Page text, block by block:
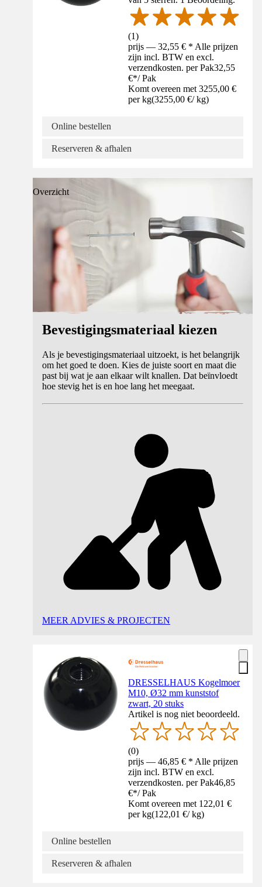
(1)
prijs — 32,55 € * Alle prijzen
zijn incl. BTW en excl.
verzendkosten. per Pak32,55
€*/ Pak
Komt overeen met 3255,00 €
per kg(3255,00 €/ kg)
Online bestellen
Reserveren & afhalen
Overzicht
Bevestigingsmateriaal kiezen
Als je bevestigingsmateriaal uitzoekt, is het belangrijk
om het goed te doen. Kies de juiste soort en maat die
past bij wat je aan elkaar wilt knallen. Dat beïnvloedt
hoe stevig het is en hoe lang het meegaat.
MEER ADVIES & PROJECTEN
DRESSELHAUS Kogelmoer
M10, Ø32 mm kunststof
zwart, 20 stuks
Artikel is nog niet beoordeeld.
(0)
prijs — 46,85 € * Alle prijzen
zijn incl. BTW en excl.
verzendkosten. per Pak46,85
€*/ Pak
Komt overeen met 122,01 €
per kg(122,01 €/ kg)
Online bestellen
Reserveren & afhalen